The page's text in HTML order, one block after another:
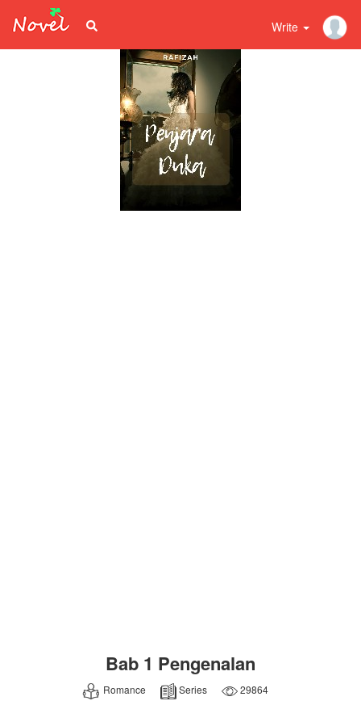
Write
Bab 1 Pengenalan
Romance Series 29864